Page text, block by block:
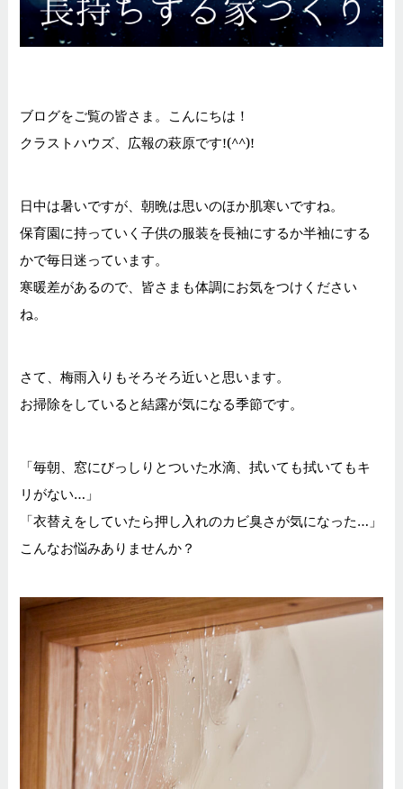
ブログをご覧の皆さま。こんにちは！
クラストハウズ、広報の萩原です!(^^)!
日中は暑いですが、朝晩は思いのほか肌寒いですね。
保育園に持っていく子供の服装を長袖にするか半袖にする
かで毎日迷っています。
寒暖差があるので、皆さまも体調にお気をつけください
ね。
さて、梅雨入りもそろそろ近いと思います。
お掃除をしていると結露が気になる季節です。
「毎朝、窓にびっしりとついた水滴、拭いても拭いてもキ
リがない…」
「衣替えをしていたら押し入れのカビ臭さが気になった…」
こんなお悩みありませんか？